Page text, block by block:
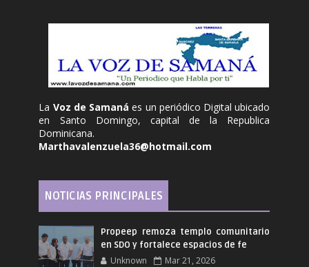
La Voz de Samanáes un periódico Digital ubicado
en Santo Domingo, capital de la Republica
Dominicana.
Marthavalenzuela36@hotmail.com
NOTICIAS PRINCIPALES
Propeep remoza templo comunitario
en SDO y fortalece espacios de fe
Unknown Mar 21, 2026